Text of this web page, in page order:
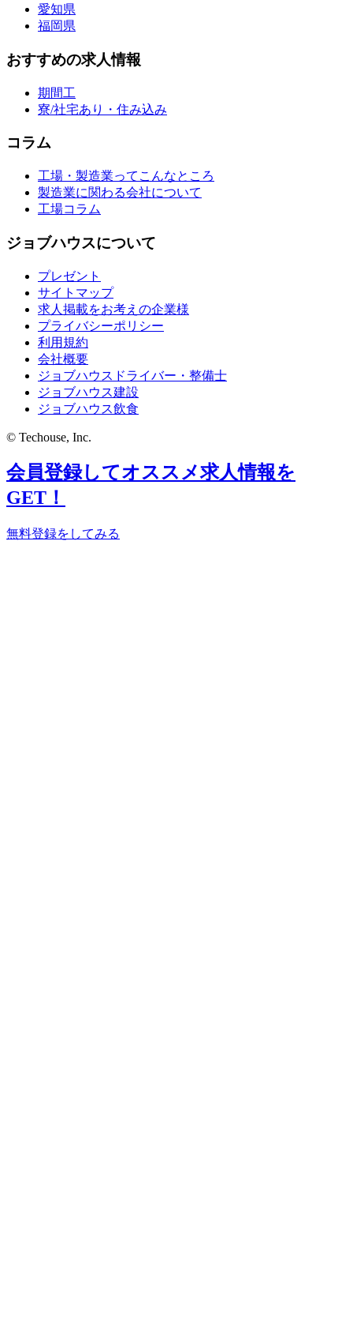
愛知県
福岡県
おすすめの求人情報
期間工
寮/社宅あり・住み込み
コラム
工場・製造業ってこんなところ
製造業に関わる会社について
工場コラム
ジョブハウスについて
プレゼント
サイトマップ
求人掲載をお考えの企業様
プライバシーポリシー
利用規約
会社概要
ジョブハウスドライバー・整備士
ジョブハウス建設
ジョブハウス飲食
© Techouse, Inc.
会員登録してオススメ求人情報を
GET！
無料登録をしてみる